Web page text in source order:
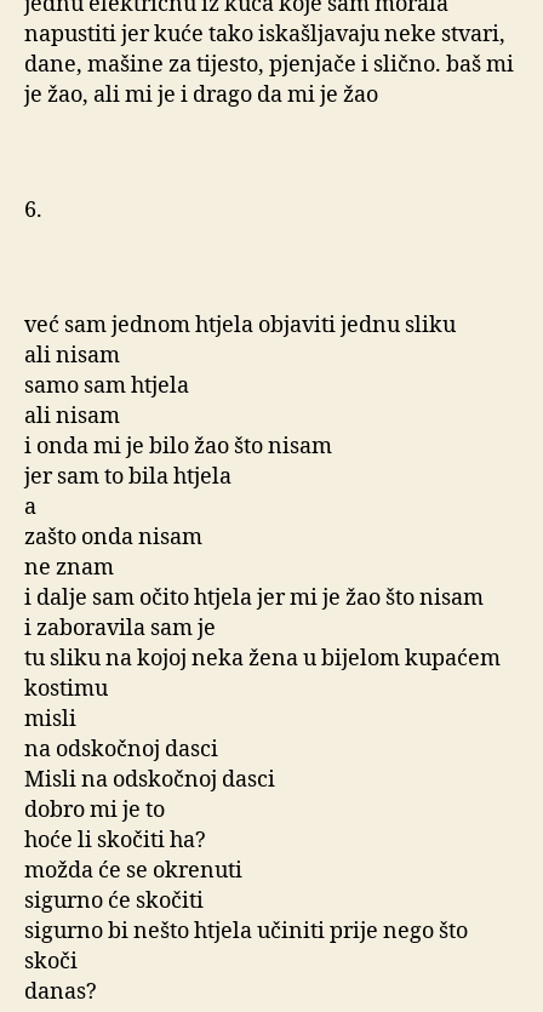
napustiti jer kuće tako iskašljavaju neke stvari,
dane, mašine za tijesto, pjenjače i slično. baš mi
je žao, ali mi je i drago da mi je žao
6.
već sam jednom htjela objaviti jednu sliku
ali nisam
samo sam htjela
ali nisam
i onda mi je bilo žao što nisam
jer sam to bila htjela
a
zašto onda nisam
ne znam
i dalje sam očito htjela jer mi je žao što nisam
i zaboravila sam je
tu sliku na kojoj neka žena u bijelom kupaćem
kostimu
misli
na odskočnoj dasci
Misli na odskočnoj dasci
dobro mi je to
hoće li skočiti ha?
možda će se okrenuti
sigurno će skočiti
sigurno bi nešto htjela učiniti prije nego što
skoči
danas?